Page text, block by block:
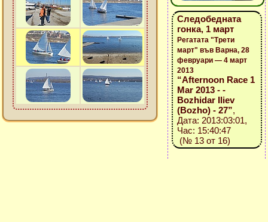
Следобедната
гонка, 1 март
Регатата "Трети
март" във Варна, 28
февруари — 4 март
2013
“Afternoon Race 1
Mar 2013 - -
Bozhidar Iliev
(Bozho) - 27”,
Дата: 2013:03:01,
Час: 15:40:47
(№ 13 от 16)